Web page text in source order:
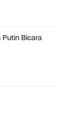
Putin Bicara